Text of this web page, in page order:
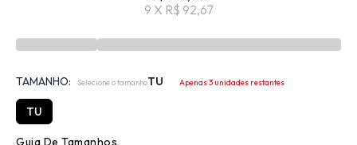
9 X R$ 92,67
TAMANHO: Selecione o tamanhoTU Apenas 3 unidades restantes
TU
Guia De Tamanhos